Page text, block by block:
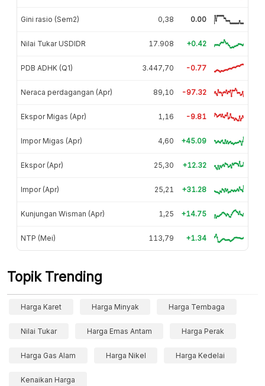
Gini rasio (Sem2) 0,38 0.00
Nilai Tukar USDIDR 17.908 +0.42
PDB ADHK (Q1) 3.447,70 -0.77
Neraca perdagangan (Apr) 89,10 -97.32
Ekspor Migas (Apr) 1,16 -9.81
Impor Migas (Apr) 4,60 +45.09
Ekspor (Apr) 25,30 +12.32
Impor (Apr) 25,21 +31.28
Kunjungan Wisman (Apr) 1,25 +14.75
NTP (Mei) 113,79 +1.34
Topik Trending
Harga Karet Harga Minyak Harga Tembaga
Nilai Tukar Harga Emas Antam Harga Perak
Harga Gas Alam Harga Nikel Harga Kedelai
Kenaikan Harga